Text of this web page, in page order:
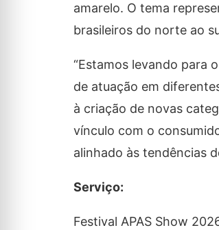
amarelo. O tema
brasileiros do norte ao
“Estamos levando para
de atuação em
à criação de novas
vínculo com o
alinhado às tendências
Serviço:
Festival APAS Show